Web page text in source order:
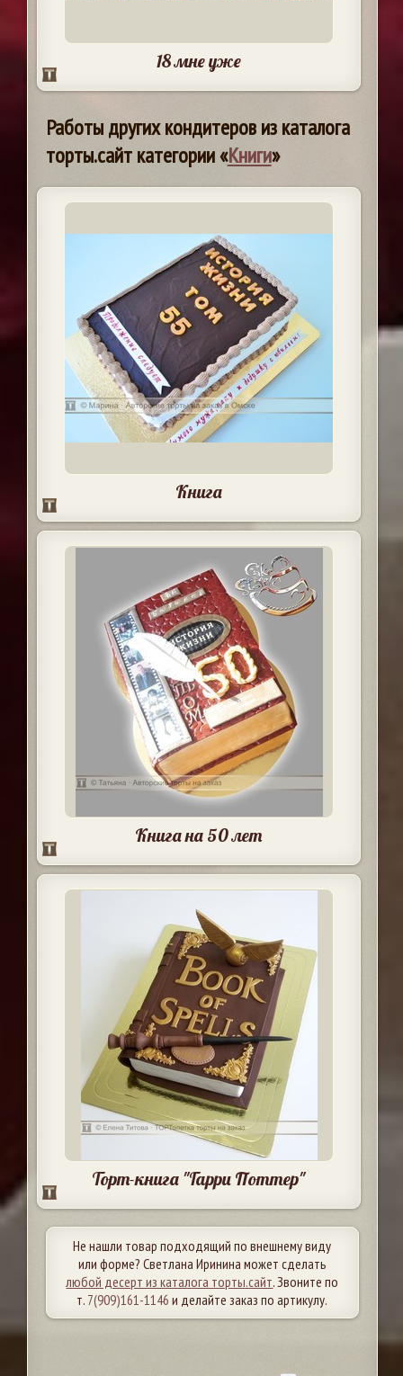
18 мне уже
Работы других кондитеров из каталога
торты.сайт категории «Книги»
Книга
Книга на 50 лет
Торт-книга "Гарри Поттер"
Не нашли товар подходящий по внешнему виду
или форме? Светлана Иринина может сделать
любой десерт из каталога торты.сайт. Звоните по
т. 7(909)161-1146 и делайте заказ по артикулу.